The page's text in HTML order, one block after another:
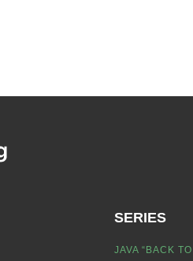
SERIES
JAVA “BACK